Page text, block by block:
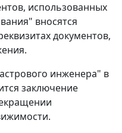
использованных
вносятся
документов,
инженера" в
заключение